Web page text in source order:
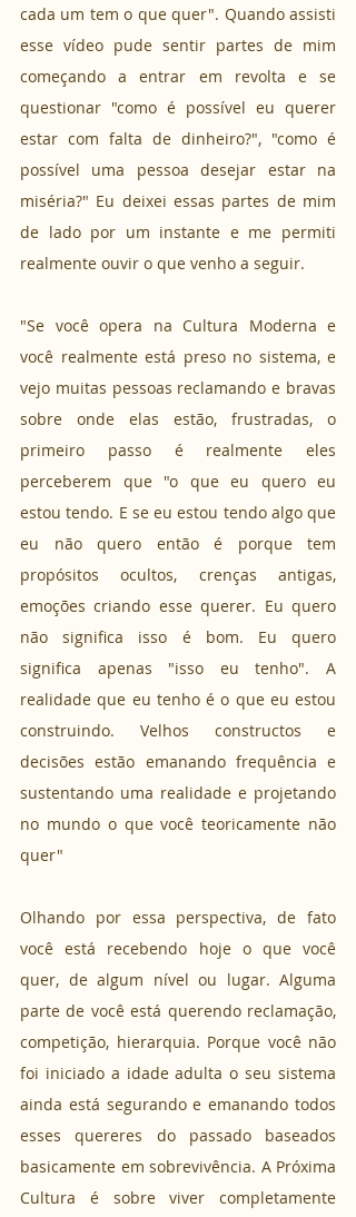
cada um tem o que quer". Quando assisti
esse vídeo pude sentir partes de mim
começando a entrar em revolta e se
questionar "como é possível eu querer
estar com falta de dinheiro?", "como é
possível uma pessoa desejar estar na
miséria?" Eu deixei essas partes de mim
de lado por um instante e me permiti
realmente ouvir o que venho a seguir.
"Se você opera na Cultura Moderna e
você realmente está preso no sistema, e
vejo muitas pessoas reclamando e bravas
sobre onde elas estão, frustradas, o
primeiro passo é realmente eles
perceberem que "o que eu quero eu
estou tendo. E se eu estou tendo algo que
eu não quero então é porque tem
propósitos ocultos, crenças antigas,
emoções criando esse querer. Eu quero
não significa isso é bom. Eu quero
significa apenas "isso eu tenho". A
realidade que eu tenho é o que eu estou
construindo. Velhos constructos e
decisões estão emanando frequência e
sustentando uma realidade e projetando
no mundo o que você teoricamente não
quer"
Olhando por essa perspectiva, de fato
você está recebendo hoje o que você
quer, de algum nível ou lugar. Alguma
parte de você está querendo reclamação,
competição, hierarquia. Porque você não
foi iniciado a idade adulta o seu sistema
ainda está segurando e emanando todos
esses quereres do passado baseados
basicamente em sobrevivência. A Próxima
Cultura é sobre viver completamente